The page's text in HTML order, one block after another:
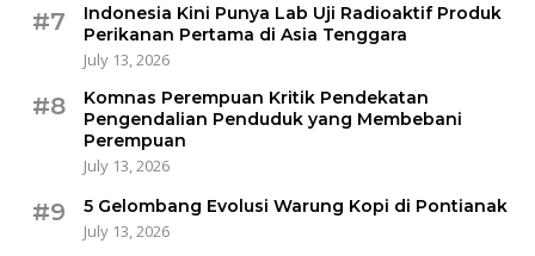
#7
Indonesia Kini Punya Lab Uji Radioaktif Produk
Perikanan Pertama di Asia Tenggara
July 13, 2026
#8
Komnas Perempuan Kritik Pendekatan
Pengendalian Penduduk yang Membebani
Perempuan
July 13, 2026
#9
5 Gelombang Evolusi Warung Kopi di Pontianak
July 13, 2026